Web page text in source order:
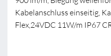
Kabelanschluss einseitig,
Flex,24VDC 11W/m IP67